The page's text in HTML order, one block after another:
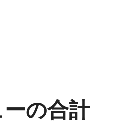
の合計